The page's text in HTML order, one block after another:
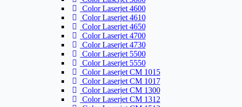
Color Laserjet 4600
Color Laserjet 4610
Color Laserjet 4650
Color Laserjet 4700
Color Laserjet 4730
Color Laserjet 5500
Color Laserjet 5550
Color Laserjet CM 1015
Color Laserjet CM 1017
Color Laserjet CM 1300
Color Laserjet CM 1312